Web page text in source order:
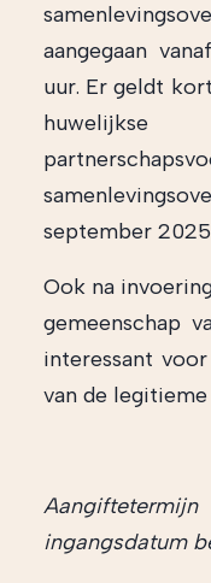
aangegaan
uur. Er geldt
september 2025
Ook na
gemeenschap
interessant
van de
ingangsdatum